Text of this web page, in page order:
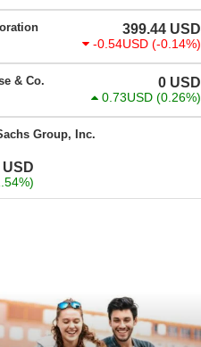
399.44 USD
-0.54USD (-0.14%)
& Co. 0 USD
0.73USD (0.26%)
Group, Inc.
USD